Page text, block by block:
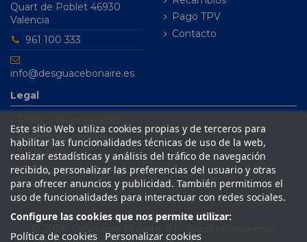
Quart de Poblet 46930
Valencia
961 100 333
info@desguacebonaire.es
Pago TPV
Contacto
Legal
Política de cookies
Aviso legal
Condiciones de venta
Este sitio Web utiliza cookies propias y de terceros para
habilitar las funcionalidades técnicas de uso de la web,
realizar estadísticas y análisis del tráfico de navegación
recibido, personalizar las preferencias del usuario y otras
para ofrecer anuncios y publicidad. También permitimos el
uso de funcionalidades para interactuar con redes sociales.
Configure las cookies que nos permite utilizar:
Política de cookies Personalizar cookies